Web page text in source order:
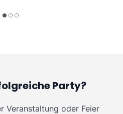
Party?
Veranstaltung oder Feier